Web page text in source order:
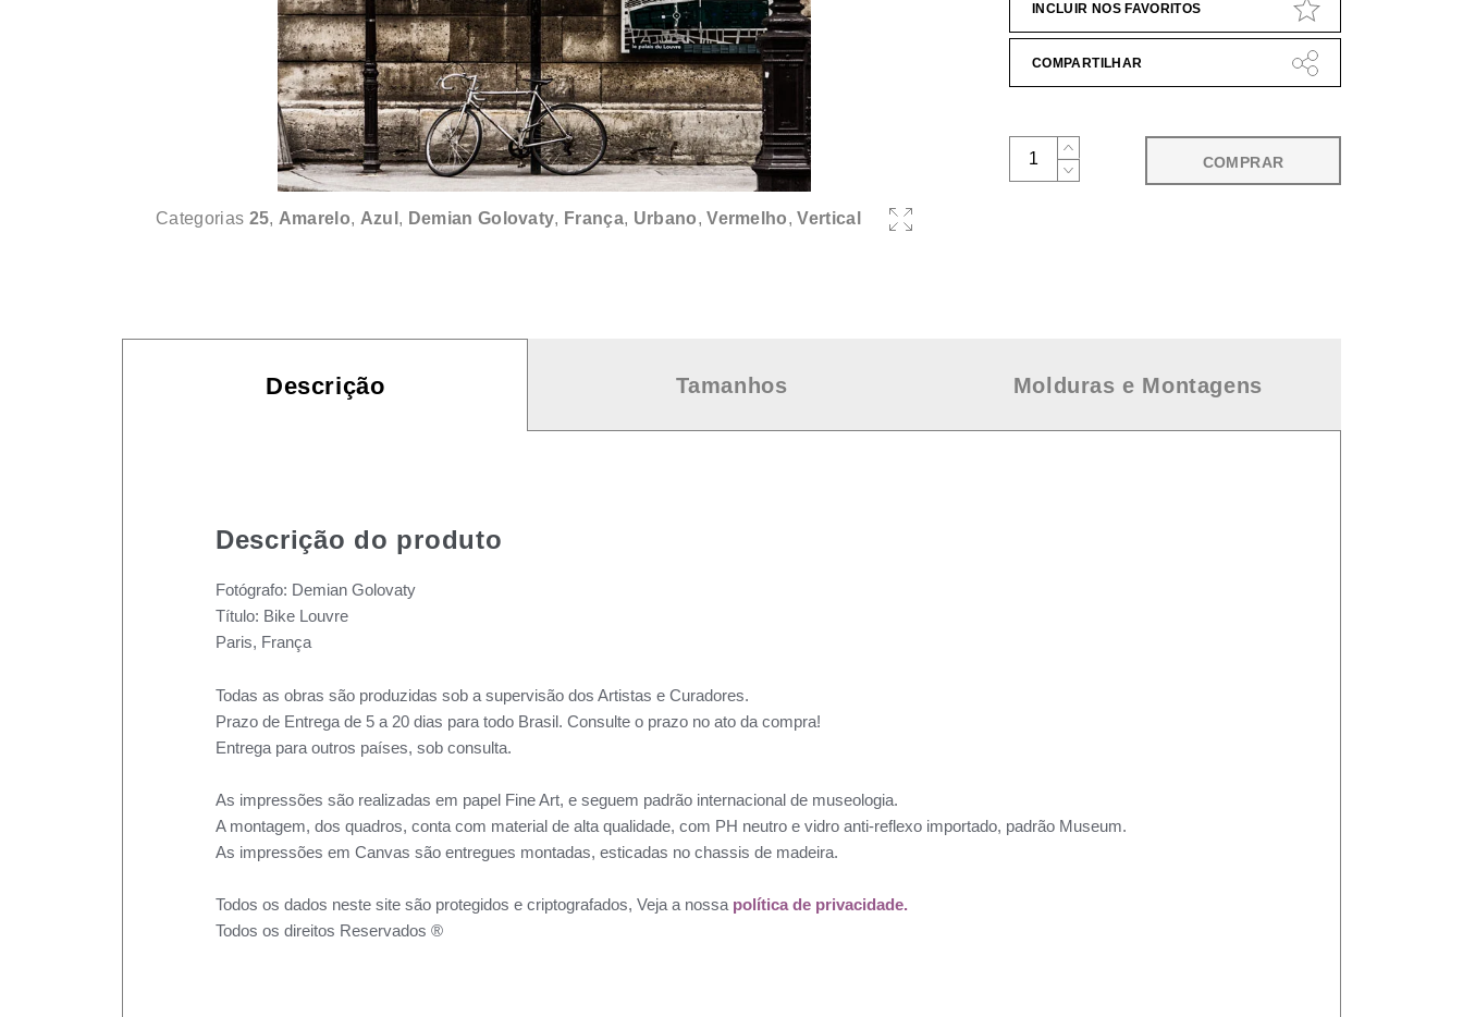
Categorias 25, Amarelo, Azul , Demian Golovaty, França, Urbano,Vermelho,Vertical
INCLUIR NOS FAVORITOS
COMPARTILHAR
COMPRAR
Descrição Tamanhos Molduras e Montagens
Descrição do produto
Fotógrafo: Demian Golovaty
Título: Bike Louvre
Paris, França
Todas as obras são produzidas sob a supervisão dos Artistas e Curadores.
Prazo de Entrega de 5 a 20 dias para todo Brasil. Consulte o prazo no ato da compra!
Entrega para outros países, sob consulta.
As impressões são realizadas em papel Fine Art, e seguem padrão internacional de museologia.
A montagem, dos quadros, conta com material de alta qualidade, com PH neutro e vidro anti-reflexo importado, padrão Museum.
As impressões em Canvas são entregues montadas, esticadas no chassis de madeira.
Todos os dados neste site são protegidos e criptografados, Veja a nossa política de privacidade.
Todos os direitos Reservados ®